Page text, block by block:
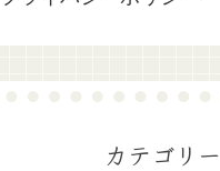
カテゴリー